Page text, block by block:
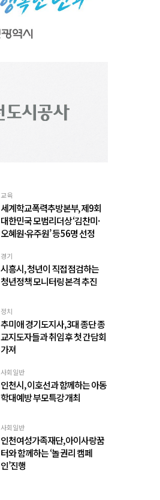
교육
세계학교폭력추방본부, 제9회
대한민국 모범리더상 ‘김찬미·
오혜원·유주원’ 등 56명 선정
경기
시흥시, 청년이 직접 점검하는
청년정책 모니터링 본격 추진
정치
추미애 경기도지사, 3대 종단 종
교지도자들과 취임 후 첫 간담회
가져
사회일반
인천시, 이호선과 함께하는 아동
학대예방 부모특강 개최
사회일반
인천여성가족재단, 아이사랑꿈
터와 함께하는 ‘놀 권리 캠페
인’진행